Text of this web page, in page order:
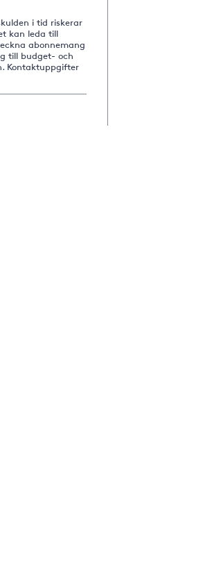
i tid riskerar
kan leda till
abonnemang
till budget- och
Kontaktuppgifter